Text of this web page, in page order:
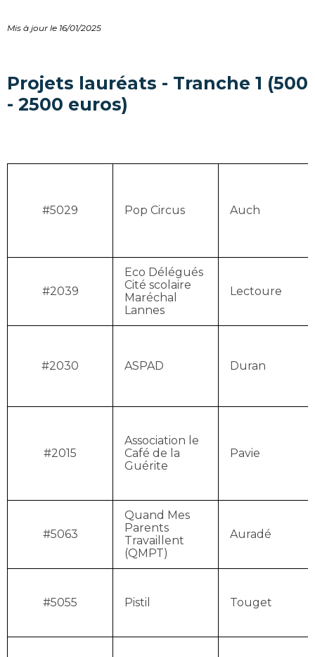
Mis à jour le 16/01/2025
Projets lauréats - Tranche 1 (500
- 2500 euros)
#5029 Pop Circus Auch
#2039
Eco Délégués
Cité scolaire
Maréchal
Lannes
Lectoure
#2030 ASPAD Duran
#2015
Association le
Café de la
Guérite
Pavie
#5063
Quand Mes
Parents
Travaillent
(QMPT)
Auradé
#5055 Pistil Touget